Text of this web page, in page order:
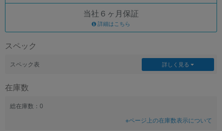
当社６ヶ月保証
詳細はこちら
スペック
スペック表 詳しく見る
在庫数
総在庫数：0
※ページ上の在庫数表示について
OS
OSの絞り込み
メモリ